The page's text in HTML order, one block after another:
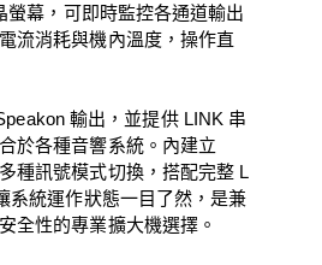
螢幕，可即時監控各通道輸出
流消耗與機內溫度，操作直
輸出，並提供 LINK 串
於各種音響系統。內建立
種訊號模式切換，搭配完整 L
系統運作狀態一目了然，是兼
全性的專業擴大機選擇。